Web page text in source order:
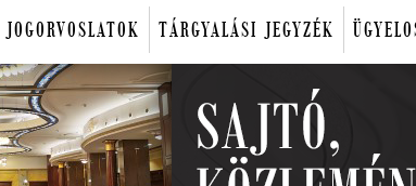
TÁRGYALÁSI JEGYZÉK